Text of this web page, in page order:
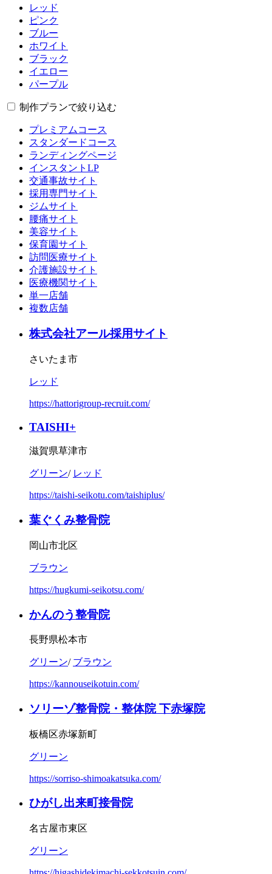
レッド
ピンク
ブルー
ホワイト
ブラック
イエロー
パープル
制作プランで絞り込む
プレミアムコース
スタンダードコース
ランディングページ
インスタントLP
交通事故サイト
採用専門サイト
ジムサイト
腰痛サイト
美容サイト
保育園サイト
訪問医療サイト
介護施設サイト
医療機関サイト
単一店舗
複数店舗
株式会社アール採用サイト
さいたま市
レッド
https://hattorigroup-recruit.com/
TAISHI+
滋賀県草津市
グリーン/ レッド
https://taishi-seikotu.com/taishiplus/
葉ぐくみ整骨院
岡山市北区
ブラウン
https://hugkumi-seikotsu.com/
かんのう整骨院
長野県松本市
グリーン/ ブラウン
https://kannouseikotuin.com/
ソリーゾ整骨院・整体院 下赤塚院
板橋区赤塚新町
グリーン
https://sorriso-shimoakatsuka.com/
ひがし出来町接骨院
名古屋市東区
グリーン